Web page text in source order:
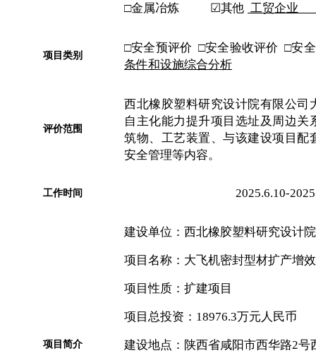
□金属冶炼 ☑其他 工贸企业
项目类别
□安全预评价 □安全验收评价 □安全
条件和设施综合分析
评价范围
西北橡胶塑料研究设计院有限公司
自主化能力提升项目选址及周边关
筑物、工艺装置、与该建设项目配
安全管理等内容。
工作时间 2025.6.10-
项目简介
建设单位：西北橡胶塑料研究设计
项目名称：大飞机密封型材扩产增
项目性质：扩建项目
项目总投资： 18976.3万元人民币
建设地点：陕西省咸阳市西华路2号